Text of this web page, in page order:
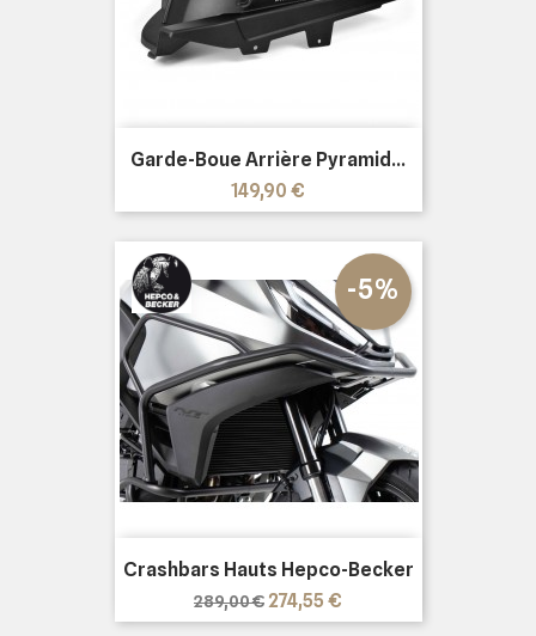
Garde-Boue Arrière Pyramid...
Prix
149,90 €
Crashbars Hauts Hepco-Becker
Prix
de
289,00 €
-5%
Prix
274,55 €